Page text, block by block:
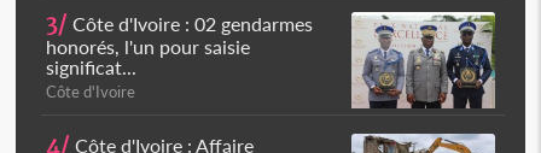
3/ Côte d'Ivoire : 02 gendarmes
honorés, l'un pour saisie
significat...
Côte d'Ivoire
4/ Côte d'Ivoire : Affaire